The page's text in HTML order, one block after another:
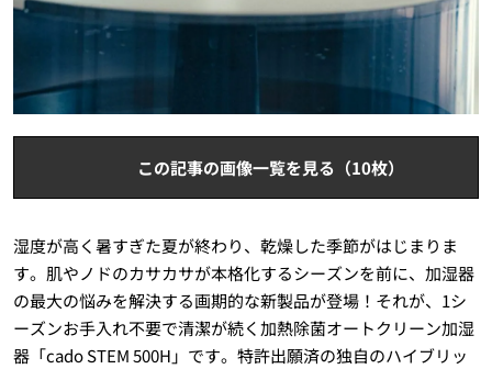
この記事の画像一覧を見る（10枚）
湿度が高く暑すぎた夏が終わり、乾燥した季節がはじまりま
す。肌やノドのカサカサが本格化するシーズンを前に、加湿器
の最大の悩みを解決する画期的な新製品が登場！それが、1シ
ーズンお手入れ不要で清潔が続く加熱除菌オートクリーン加湿
器「cado STEM 500H」です。特許出願済の独自のハイブリッ